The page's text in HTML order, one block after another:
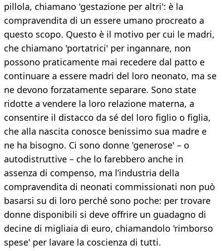
pillola, chiamano 'gestazione per altri': è la
compravendita di un essere umano procreato a
questo scopo. Questo è il motivo per cui le madri,
che chiamano 'portatrici' per ingannare, non
possono praticamente mai recedere dal patto e
continuare a essere madri del loro neonato, ma se
ne devono forzatamente separare. Sono state
ridotte a vendere la loro relazione materna, a
consentire il distacco da sé del loro figlio o figlia,
che alla nascita conosce benissimo sua madre e
ne ha bisogno. Ci sono donne 'generose' – o
autodistruttive – che lo farebbero anche in
assenza di compenso, ma l’industria della
compravendita di neonati commissionati non può
basarsi su di loro perché sono poche: per trovare
donne disponibili si deve offrire un guadagno di
decine di migliaia di euro, chiamandolo 'rimborso
spese' per lavare la coscienza di tutti.